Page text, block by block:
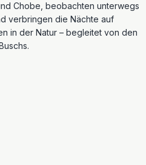
Chobe, beobachten unterwegs
verbringen die Nächte auf
in der Natur – begleitet von den